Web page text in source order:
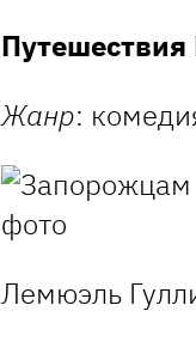
Путешествия
Жанр:
Лемюэль